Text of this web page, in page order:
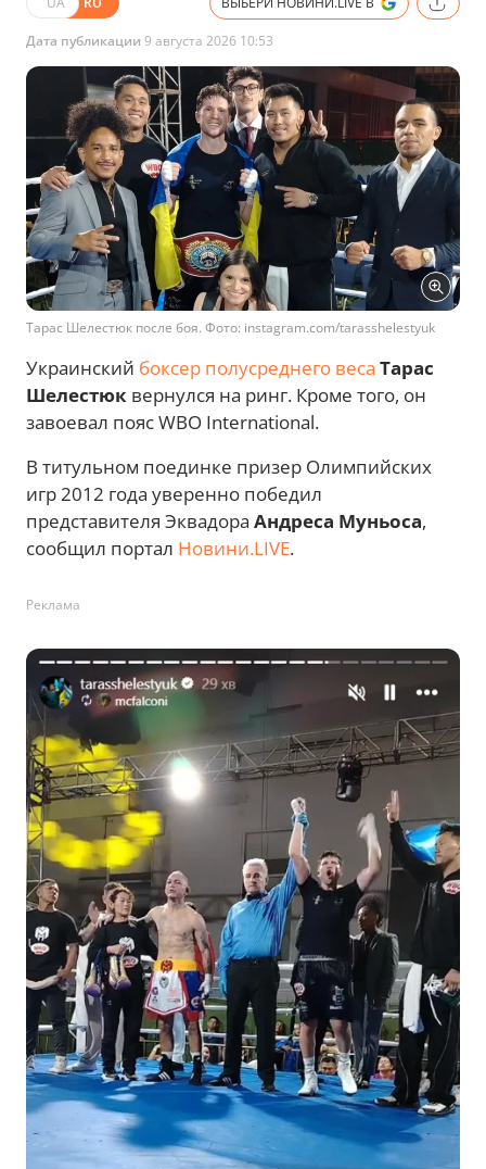
Дата публикации 9 августа 2026 10:53
Тарас Шелестюк после боя. Фото: instagram.com/tarasshelestyuk
Украинский боксер полусреднего веса Тарас
Шелестюк вернулся на ринг. Кроме того, он
завоевал пояс WBO International.
В титульном поединке призер Олимпийских
игр 2012 года уверенно победил
представителя Эквадора Андреса Муньоса,
сообщил портал Новини.LIVE.
Реклама